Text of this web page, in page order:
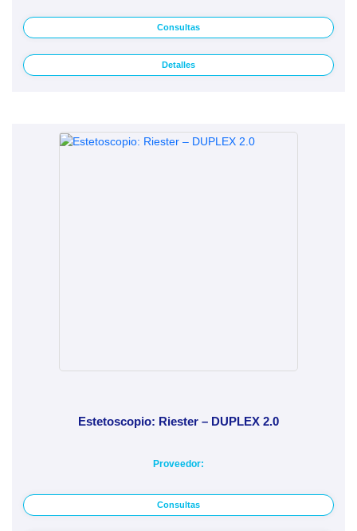
Consultas
Detalles
Estetoscopio: Riester – DUPLEX 2.0
Proveedor:
Consultas